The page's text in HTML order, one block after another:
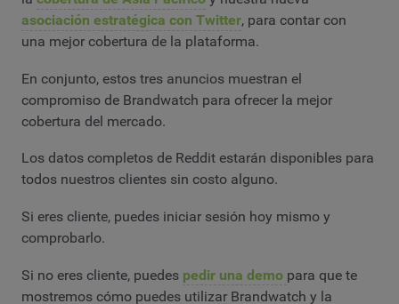
asociación estratégica con Twitter, para contar con
una mejor cobertura de la plataforma.
En conjunto, estos tres anuncios muestran el
compromiso de Brandwatch para ofrecer la mejor
cobertura del mercado.
Los datos completos de Reddit estarán disponibles para
todos nuestros clientes sin costo alguno.
Si eres cliente, puedes iniciar sesión hoy mismo y
comprobarlo.
Si no eres cliente, puedes pedir una demo para que te
mostremos cómo puedes utilizar Brandwatch y la